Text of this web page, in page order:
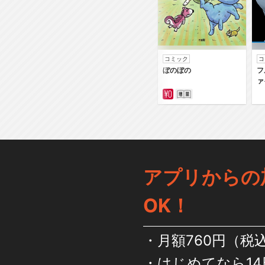
コミック
ぼのぼの
アプリから
OK！
月額760円（税